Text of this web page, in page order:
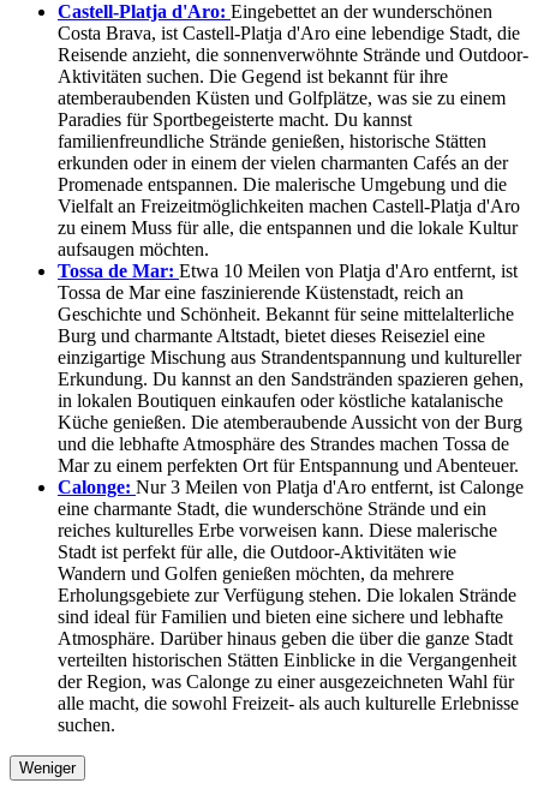
Castell-Platja d'Aro: Eingebettet an der wunderschönen
Costa Brava, ist Castell-Platja d'Aro eine lebendige Stadt, die
Reisende anzieht, die sonnenverwöhnte Strände und Outdoor-
Aktivitäten suchen. Die Gegend ist bekannt für ihre
atemberaubenden Küsten und Golfplätze, was sie zu einem
Paradies für Sportbegeisterte macht. Du kannst
familienfreundliche Strände genießen, historische Stätten
erkunden oder in einem der vielen charmanten Cafés an der
Promenade entspannen. Die malerische Umgebung und die
Vielfalt an Freizeitmöglichkeiten machen Castell-Platja d'Aro
zu einem Muss für alle, die entspannen und die lokale Kultur
aufsaugen möchten.
Tossa de Mar: Etwa 10 Meilen von Platja d'Aro entfernt, ist
Tossa de Mar eine faszinierende Küstenstadt, reich an
Geschichte und Schönheit. Bekannt für seine mittelalterliche
Burg und charmante Altstadt, bietet dieses Reiseziel eine
einzigartige Mischung aus Strandentspannung und kultureller
Erkundung. Du kannst an den Sandstränden spazieren gehen,
in lokalen Boutiquen einkaufen oder köstliche katalanische
Küche genießen. Die atemberaubende Aussicht von der Burg
und die lebhafte Atmosphäre des Strandes machen Tossa de
Mar zu einem perfekten Ort für Entspannung und Abenteuer.
Calonge: Nur 3 Meilen von Platja d'Aro entfernt, ist Calonge
eine charmante Stadt, die wunderschöne Strände und ein
reiches kulturelles Erbe vorweisen kann. Diese malerische
Stadt ist perfekt für alle, die Outdoor-Aktivitäten wie
Wandern und Golfen genießen möchten, da mehrere
Erholungsgebiete zur Verfügung stehen. Die lokalen Strände
sind ideal für Familien und bieten eine sichere und lebhafte
Atmosphäre. Darüber hinaus geben die über die ganze Stadt
verteilten historischen Stätten Einblicke in die Vergangenheit
der Region, was Calonge zu einer ausgezeichneten Wahl für
alle macht, die sowohl Freizeit- als auch kulturelle Erlebnisse
suchen.
Weniger